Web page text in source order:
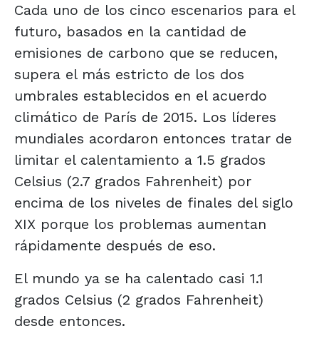
Cada uno de los cinco escenarios para el
futuro, basados en la cantidad de
emisiones de carbono que se reducen,
supera el más estricto de los dos
umbrales establecidos en el acuerdo
climático de París de 2015. Los líderes
mundiales acordaron entonces tratar de
limitar el calentamiento a 1.5 grados
Celsius (2.7 grados Fahrenheit) por
encima de los niveles de finales del siglo
XIX porque los problemas aumentan
rápidamente después de eso.
El mundo ya se ha calentado casi 1.1
grados Celsius (2 grados Fahrenheit)
desde entonces.